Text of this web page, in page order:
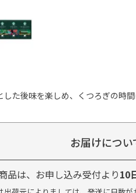
た後味を楽しめ、くつろぎの時
お届けについ
品は、お申し込み受付より10